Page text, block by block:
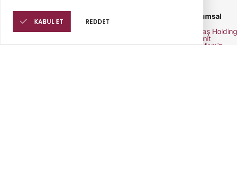
Kurumsal
Sinpaş Holding
Seranit
Felsefemiz
KABUL ET REDDET